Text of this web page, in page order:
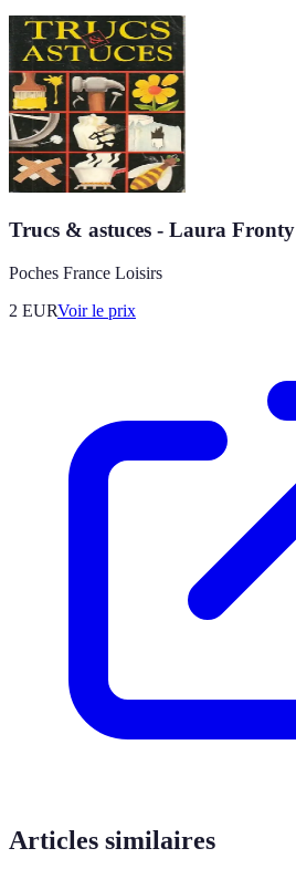
Trucs & astuces - Laura Fronty
Poches France Loisirs
2 EURVoir le prix
Articles similaires